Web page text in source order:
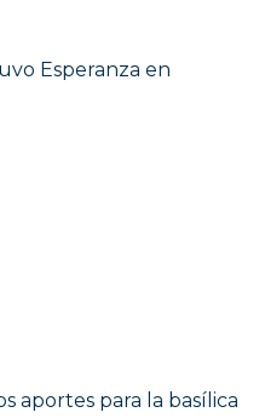
Esperanza en
aportes para la basílica